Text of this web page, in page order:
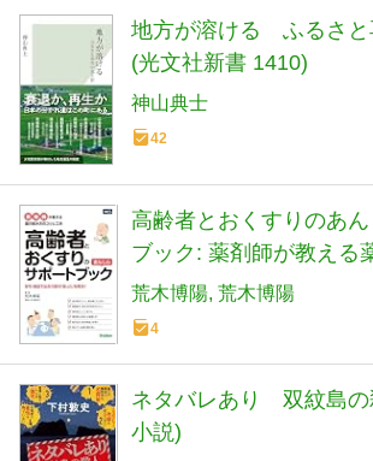
地方が溶ける ふるさと
(光文社新書 1410)
神山典士
42
高齢者とおくすりのあ
ブック: 薬剤師が教える
ツと工夫
荒木博陽 荒木博陽
4
ネタバレあり 双紋島の
小説)